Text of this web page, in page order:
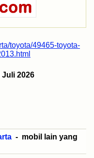
toyota/49465-toyota-
Juli 2026
- mobil lain yang